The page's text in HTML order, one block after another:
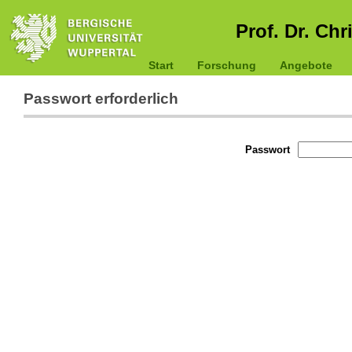
Prof. Dr.
Start Forschung Angebote
Passwort erforderlich
Passwort